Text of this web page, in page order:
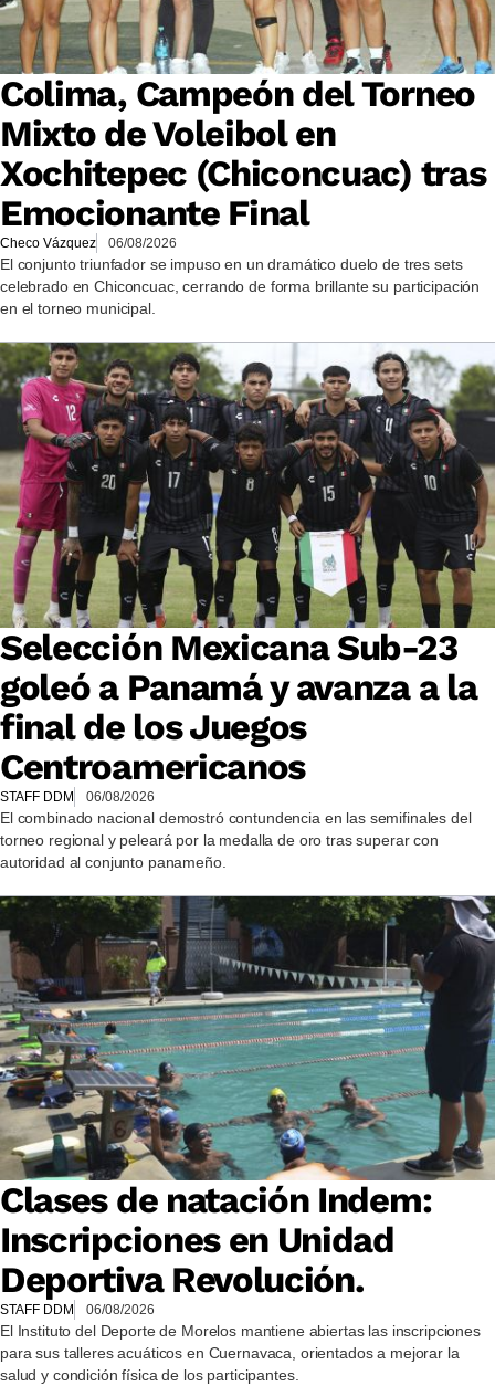
Colima, Campeón del Torneo
Mixto de Voleibol en
Xochitepec (Chiconcuac) tras
Emocionante Final
Checo Vázquez 06/08/2026
El conjunto triunfador se impuso en un dramático duelo de tres sets
celebrado en Chiconcuac, cerrando de forma brillante su participación
en el torneo municipal.
Selección Mexicana Sub-23
goleó a Panamá y avanza a la
final de los Juegos
Centroamericanos
STAFF DDM 06/08/2026
El combinado nacional demostró contundencia en las semifinales del
torneo regional y peleará por la medalla de oro tras superar con
autoridad al conjunto panameño.
Clases de natación Indem:
Inscripciones en Unidad
Deportiva Revolución.
STAFF DDM 06/08/2026
El Instituto del Deporte de Morelos mantiene abiertas las inscripciones
para sus talleres acuáticos en Cuernavaca, orientados a mejorar la
salud y condición física de los participantes.